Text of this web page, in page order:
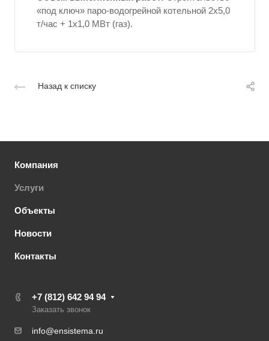
«под ключ» паро-водогрейной котельной 2x5,0
т/час + 1x1,0 МВт (газ).
Назад к списку
Компания
Услуги
Объекты
Новости
Контакты
+7 (812) 642 94 94
Заказать звонок
info@ensistema.ru